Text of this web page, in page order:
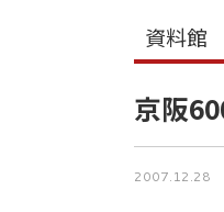
資料館
京阪
2007.12.28